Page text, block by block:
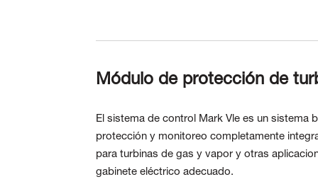
Módulo de protección de
El sistema de control Mark Vle es un
protección y monitoreo completamente
para turbinas de gas y vapor y otras
gabinete eléctrico adecuado.